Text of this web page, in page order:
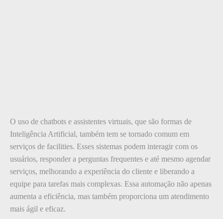
O uso de chatbots e assistentes virtuais, que são formas de
Inteligência Artificial, também tem se tornado comum em
serviços de facilities. Esses sistemas podem interagir com os
usuários, responder a perguntas frequentes e até mesmo agendar
serviços, melhorando a experiência do cliente e liberando a
equipe para tarefas mais complexas. Essa automação não apenas
aumenta a eficiência, mas também proporciona um atendimento
mais ágil e eficaz.